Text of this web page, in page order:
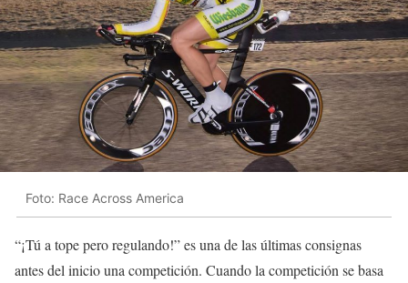
Foto: Race Across America
“¡Tú a tope pero regulando!” es una de las últimas consignas
antes del inicio una competición. Cuando la competición se basa